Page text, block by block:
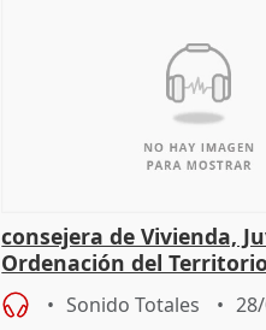
consejera de Vivienda,
Ordenación del
Sonido Totales